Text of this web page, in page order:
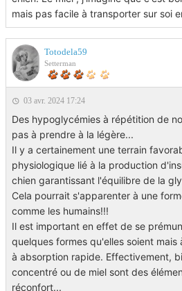
mais pas facile à transporter sur soi
Totodela59
Setterman
03 avr. 2024 17:24
Des hypoglycémies à répétition de
pas à prendre à la légère...
Il y a certainement une terrain
physiologique lié à la production
chien garantissant l'équilibre de la
Cela pourrait s'apparenter à une
comme les humains!!!
Il est important en effet de se
quelques formes qu'elles soient
à absorption rapide. Effectivement,
concentré ou de miel sont des
réconfort...